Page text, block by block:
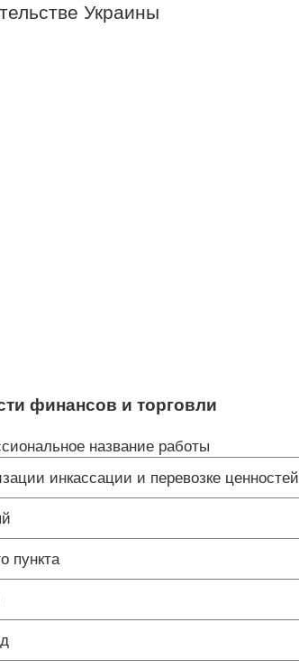
Украины
финансов и торговли
название работы
инкассации и перевозке ценностей
пункта